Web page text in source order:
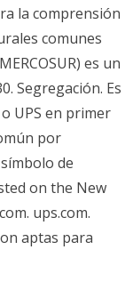
la comprensión
comunes
es un
Segregación. Es
UPS en primer
por
de
on the New
ups.com.
aptas para